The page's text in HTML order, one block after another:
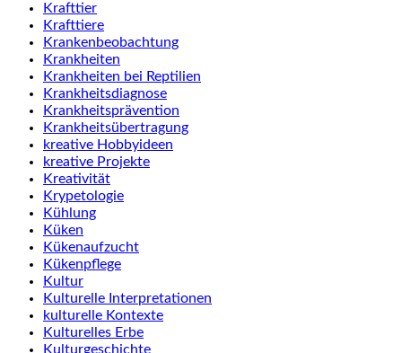
Krafttier
Krafttiere
Krankenbeobachtung
Krankheiten
Krankheiten bei Reptilien
Krankheitsdiagnose
Krankheitsprävention
Krankheitsübertragung
kreative Hobbyideen
kreative Projekte
Kreativität
Krypetologie
Kühlung
Küken
Kükenaufzucht
Kükenpflege
Kultur
Kulturelle Interpretationen
kulturelle Kontexte
Kulturelles Erbe
Kulturgeschichte